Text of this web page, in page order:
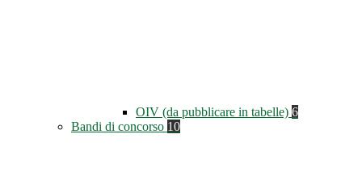
OIV (da pubblicare in tabelle) 6
Bandi di concorso 10